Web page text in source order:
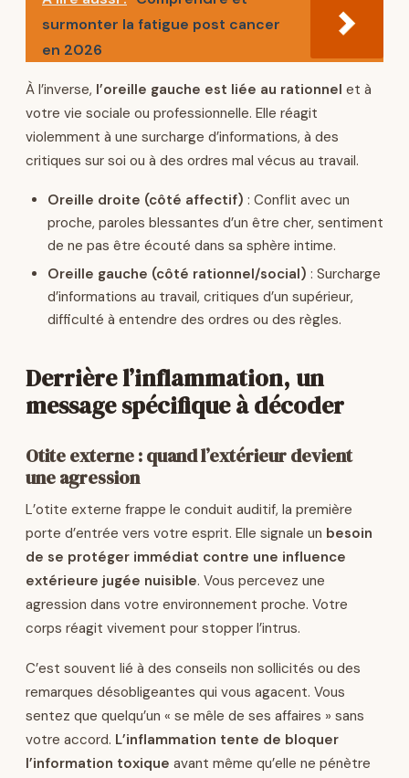
surmonter la fatigue post cancer
en 2026
À l’inverse, l’oreille gauche est liée au rationnel et à
votre vie sociale ou professionnelle. Elle réagit
violemment à une surcharge d’informations, à des
critiques sur soi ou à des ordres mal vécus au travail.
Oreille droite (côté affectif) : Conflit avec un
proche, paroles blessantes d’un être cher, sentiment
de ne pas être écouté dans sa sphère intime.
Oreille gauche (côté rationnel/social) : Surcharge
d’informations au travail, critiques d’un supérieur,
difficulté à entendre des ordres ou des règles.
Derrière l’inflammation, un
message spécifique à décoder
Otite externe : quand l’extérieur devient
une agression
L’otite externe frappe le conduit auditif, la première
porte d’entrée vers votre esprit. Elle signale un besoin
de se protéger immédiat contre une influence
extérieure jugée nuisible. Vous percevez une
agression dans votre environnement proche. Votre
corps réagit vivement pour stopper l’intrus.
C’est souvent lié à des conseils non sollicités ou des
remarques désobligeantes qui vous agacent. Vous
sentez que quelqu’un « se mêle de ses affaires » sans
votre accord. L’inflammation tente de bloquer
l’information toxique avant même qu’elle ne pénètre